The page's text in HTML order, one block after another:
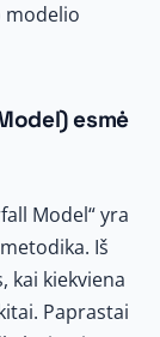
modelio
esmė
Model“ yra
Iš
kai kiekviena
Paprastai